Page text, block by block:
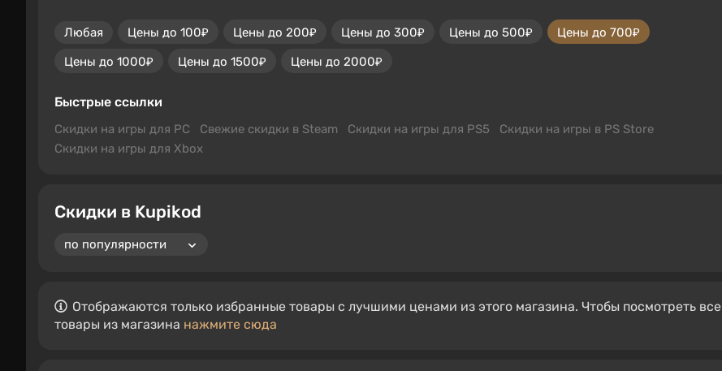
Любая Цены до 100₽ Цены до 200₽ Цены до 300₽ Цены до 500₽
Цены до 700₽
Цены до 1000₽
Цены до 1500₽ Цены до 2000₽
Быстрые ссылки
Скидки на игры для PC Свежие скидки в Steam Скидки на игры для PS5
Скидки на игры в PS Store
Скидки на игры для Xbox
Скидки в Kupikod
Отображаются только избранные товары с лучшими ценами из этого магазина. Чтобы посмотреть все
товары из магазина нажмите сюда